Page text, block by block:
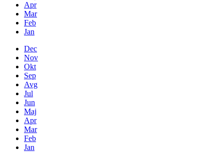
Apr
Mar
Feb
Jan
Dec
Nov
Okt
Sep
Avg
Jul
Jun
Maj
Apr
Mar
Feb
Jan